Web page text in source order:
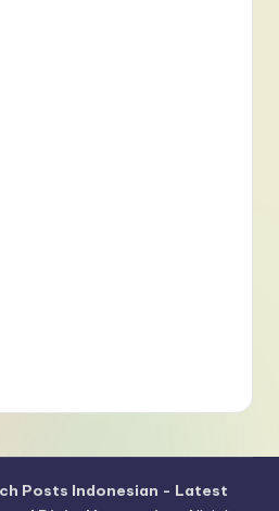
Posts Indonesian - Latest